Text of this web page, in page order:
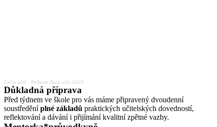
Začni učit! · Reflexe Zkus učit! 2022
Důkladná příprava
Před týdnem ve škole pro vás máme připravený dvoudenní
soustředěníplné základů praktických učitelských dovedností,
reflektování a dávání i přijímání kvalitní zpětné vazby.